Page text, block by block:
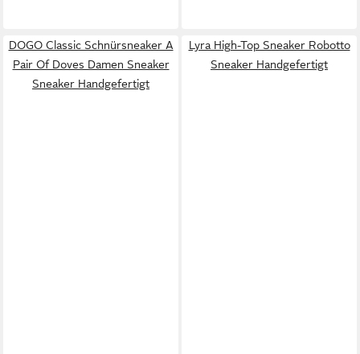
DOGO Classic Schnürsneaker A
Pair Of Doves Damen Sneaker
Sneaker Handgefertigt
Lyra High-Top Sneaker Robotto
Sneaker Handgefertigt